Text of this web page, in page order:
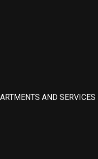
AND SERVICES